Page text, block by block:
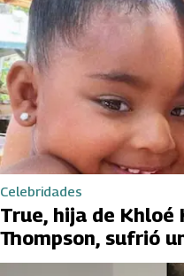
Celebridades
True, hija de Khloé
Thompson, sufrió